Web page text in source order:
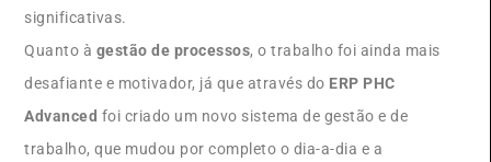
significativas.
Quanto à gestão de processos, o trabalho foi ainda mais
desafiante e motivador, já que através do ERP PHC
Advanced foi criado um novo sistema de gestão e de
trabalho, que mudou por completo o dia-a-dia e a